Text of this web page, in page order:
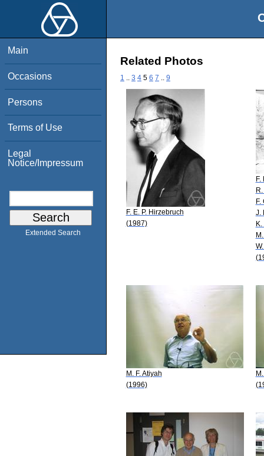
Main
Occasions
Persons
Terms of Use
Legal
Notice/Impressum
Extended Search
Related Photos
1 3 4 5 6 7 9
F. E. P. Hirzebruch
(1987)
F.
F.
J.
M. F. Atiyah
(1996)